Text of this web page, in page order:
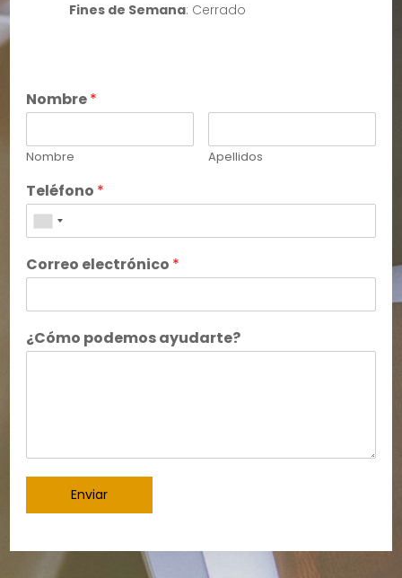
Fines de Semana: Cerrado
Nombre*
Nombre Apellidos
Teléfono *
Correo electrónico *
¿Cómo podemos ayudarte?
Enviar